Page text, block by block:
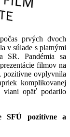
prvých dvoch
v súlade s platnými
SR. Pandémia sa
filmov na
pozitívne ovplyvnila
komplikovanej
vlani opäť podarilo
SFÚ pozitívne a